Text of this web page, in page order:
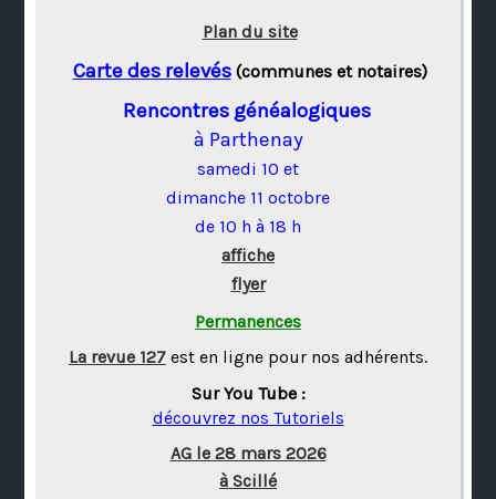
Plan du site
Carte des relevés(communes et notaires)
Rencontres généalogiques
à Parthenay
samedi 10 et
dimanche 11 octobre
de 10 h à 18 h
affiche
flyer
Permanences
La revue 127 est en ligne pour nos adhérents.
Sur You Tube :
découvrez nos Tutoriels
AG le 28 mars 2026
à Scillé